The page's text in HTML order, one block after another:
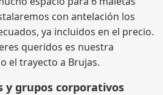
con antelación los
ya incluidos en el precio.
queridos es nuestra
el trayecto a Brujas.
y grupos corporativos